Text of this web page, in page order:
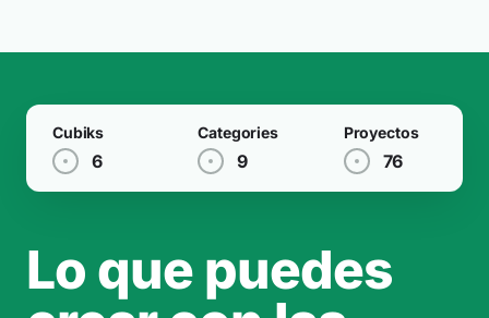
Cubiks
6
Categories
9
Proyectos
76
Lo que puedes